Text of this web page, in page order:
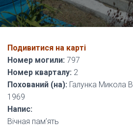
Подивитися на карті
Номер могили: 797
Номер кварталу: 2
Похований (на): Галунка Микола
1969
Напис:
Вічная пам’ять